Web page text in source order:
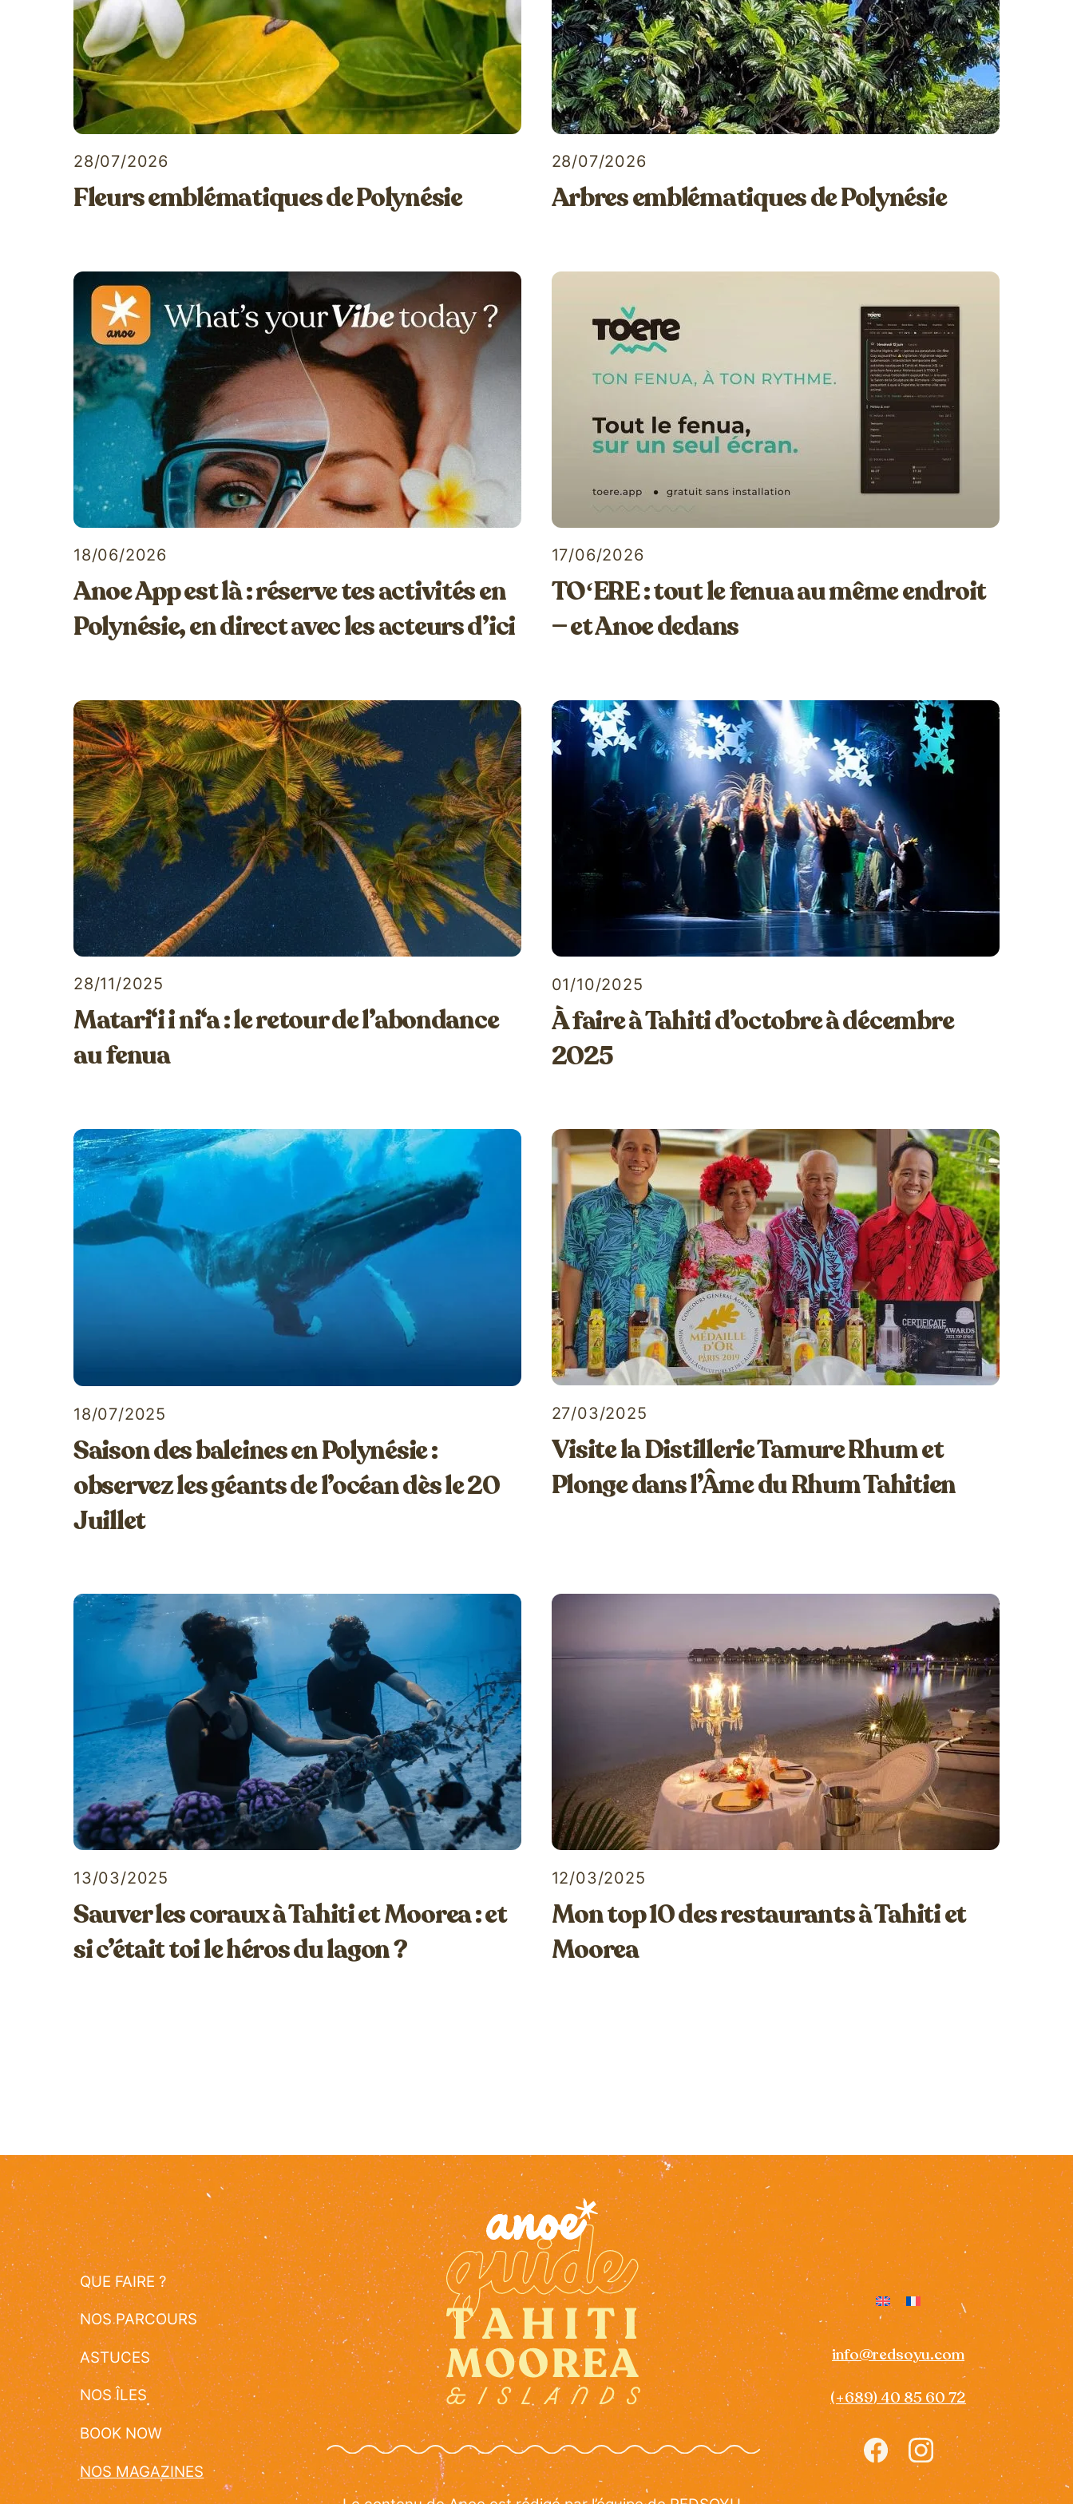
28/07/2026
Fleurs emblématiques de Polynésie
28/07/2026
Arbres emblématiques de Polynésie
18/06/2026
Anoe App est là : réserve tes activités en
Polynésie, en direct avec les acteurs d’ici
17/06/2026
TOʻERE : tout le fenua au même endroit
— et Anoe dedans
28/11/2025
Matari‘i i ni‘a : le retour de l’abondance
au fenua
01/10/2025
À faire à Tahiti d’octobre à décembre
2025
18/07/2025
Saison des baleines en Polynésie :
observez les géants de l’océan dès le 20
Juillet
27/03/2025
Visite la Distillerie Tamure Rhum et
Plonge dans l’Âme du Rhum Tahitien
13/03/2025
Sauver les coraux à Tahiti et Moorea : et
si c’était toi le héros du lagon ?
12/03/2025
Mon top 10 des restaurants à Tahiti et
Moorea
QUE FAIRE ?
NOS PARCOURS
ASTUCES
NOS ÎLES
BOOK NOW
NOS MAGAZINES
info@redsoyu.com
(+689) 40 85 60 72
Icon
label
Icon
label